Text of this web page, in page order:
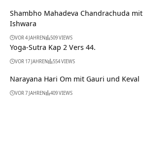
Shambho Mahadeva Chandrachuda mit
Ishwara
VOR 4 JAHREN 509 VIEWS
Yoga-Sutra Kap 2 Vers 44.
VOR 17 JAHREN 554 VIEWS
Narayana Hari Om mit Gauri und Keval
VOR 7 JAHREN 409 VIEWS